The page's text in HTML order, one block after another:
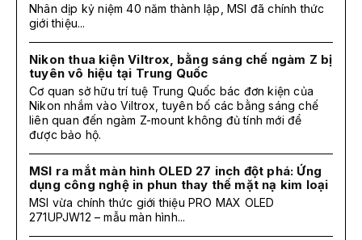
Nhân dịp kỷ niệm 40 năm thành lập, MSI đã chính thức
giới thiệu...
Nikon thua kiện Viltrox, bằng sáng chế ngàm Z bị
tuyên vô hiệu tại Trung Quốc
Cơ quan sở hữu trí tuệ Trung Quốc bác đơn kiện của
Nikon nhắm vào Viltrox, tuyên bố các bằng sáng chế
liên quan đến ngàm Z-mount không đủ tính mới để
được bảo hộ.
MSI ra mắt màn hình OLED 27 inch đột phá: Ứng
dụng công nghệ in phun thay thế mặt nạ kim loại
MSI vừa chính thức giới thiệu PRO MAX OLED
271UPJW12 – mẫu màn hình...